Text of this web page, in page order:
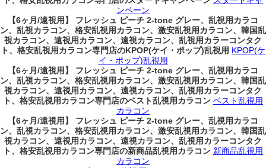
ンペーン
【6ヶ月/遠視用】 フレッシュ ピーチ 2-tone グレー、乱視用カラコ
ン、乱視カラコン、格安乱視用カラコン、激安乱視用カラコン、韓国乱
視カラコン、遠視用カラコン、遠視カラコン、乱視用カラーコンタク
ト、格安乱視用カラコン専門店のKPOP(ケイ・ポップ)乱視用 KPOP(ケ
イ・ポップ)乱視用
【6ヶ月/遠視用】 フレッシュ ピーチ 2-tone グレー、乱視用カラコ
ン、乱視カラコン、格安乱視用カラコン、激安乱視用カラコン、韓国乱
視カラコン、遠視用カラコン、遠視カラコン、乱視用カラーコンタク
ト、格安乱視用カラコン専門店のベスト乱視用カラコン ベスト乱視用
カラコン
【6ヶ月/遠視用】 フレッシュ ピーチ 2-tone グレー、乱視用カラコ
ン、乱視カラコン、格安乱視用カラコン、激安乱視用カラコン、韓国乱
視カラコン、遠視用カラコン、遠視カラコン、乱視用カラーコンタク
ト、格安乱視用カラコン専門店の新商品乱視用カラコン 新商品乱視用
カラコン